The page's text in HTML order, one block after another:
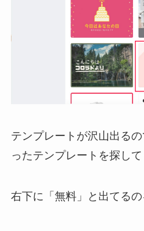
テンプレートが沢山出る
ったテンプレートを探して
右下に「無料」と出てるの